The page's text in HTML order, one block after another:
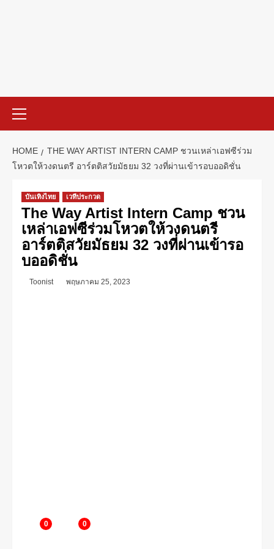
HOME
THE WAY ARTIST INTERN CAMP ชวนเหล่าเอฟซีร่วม
โหวตให้วงดนตรี อาร์ตติสวัยมัธยม 32 วงที่ผ่านเข้ารอบออดิชั่น
บันเทิงไทย เวทีประกวด
The Way Artist Intern Camp ชวน
เหล่าเอฟซีร่วมโหวตให้วงดนตรี
อาร์ตติสวัยมัธยม 32 วงที่ผ่านเข้ารอ
บออดิชั่น
Toonist พฤษภาคม 25, 2023
0 0